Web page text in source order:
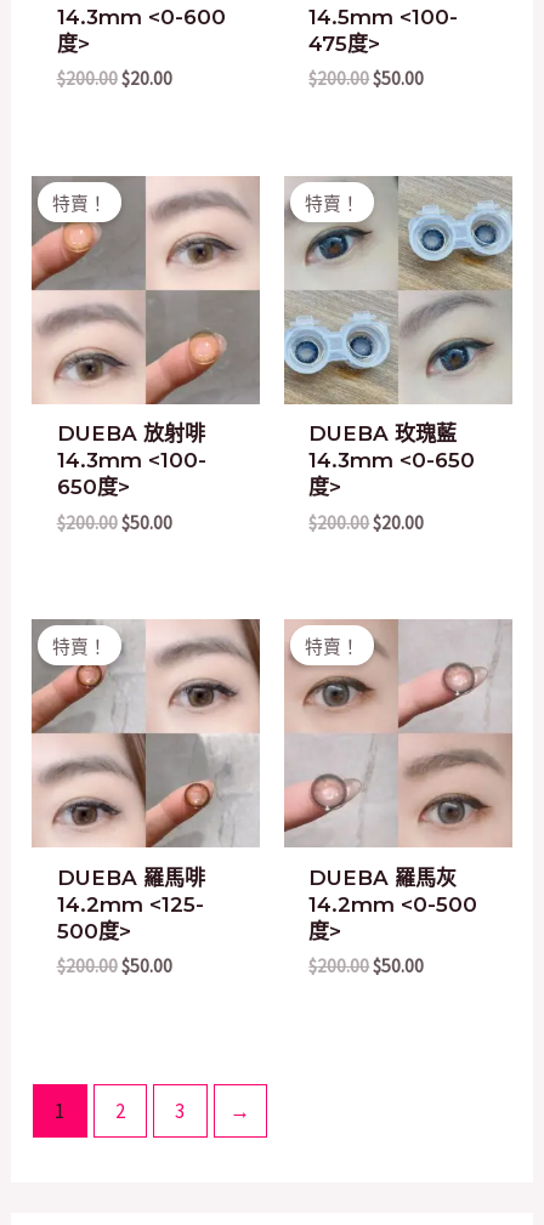
14.3mm <0-600
度>
$200.00$20.00
14.5mm <100-
475度>
$200.00$50.00
特賣！
DUEBA 放射啡
14.3mm <100-
650度>
$200.00
price
was:
$200.00.
$50.00
Current
price
is:
$50.00.
特賣！
DUEBA 玫瑰藍
14.3mm <0-650
度>
$200.00
Original
price
was:
$200.00.
$20.00
Current
price
is:
$20.00.
特賣！
DUEBA 羅馬啡
14.2mm <125-
500度>
$200.00
Original
price
was:
$200.00.
$50.00
price
is:
$50.00.
特賣！
DUEBA 羅馬灰
14.2mm <0-500
度>
$200.00
price
$200.00.
$50.00
is:
$50.00.
1 2 3 →